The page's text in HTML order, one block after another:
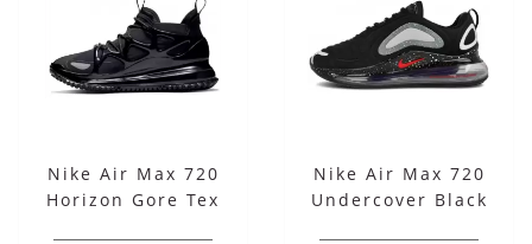
Nike Air Max 720
Horizon Gore Tex
Nike Air Max 720
Undercover Black